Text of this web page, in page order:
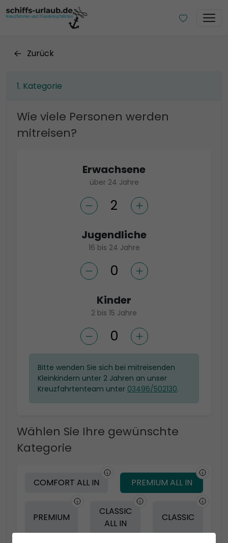
Zurück
Kategorie
Wie viele Personen werden
mitreisen?
Erwachsene
über 24 Jahre
Jugendliche
16 bis 24 Jahre
Kinder
2 bis 15 Jahre
Bitte wenden Sie sich bei mitreisenden
Kleinkindern unter 2 Jahren an unser
Kreuzfahrtenteam unter 03496/502130.
Wählen Sie Ihre gewünschte
Kategorie
COMFORT ALL IN PREMIUM ALL IN
PREMIUM
CLASSIC
ALL IN
CLASSIC